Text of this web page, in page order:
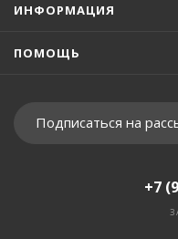
ИНФОРМАЦИЯ
ПОМОЩЬ
Подписаться на
+7